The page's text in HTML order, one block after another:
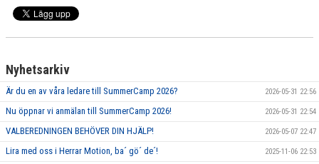
Nyhetsarkiv
Är du en av våra ledare till SummerCamp 2026? 2026-05-31 22:56
Nu öppnar vi anmälan till SummerCamp 2026! 2026-05-31 22:54
VALBEREDNINGEN BEHÖVER DIN HJÄLP! 2026-05-07 22:47
Lira med oss i Herrar Motion, ba´ gö´ de´! 2025-11-06 22:53